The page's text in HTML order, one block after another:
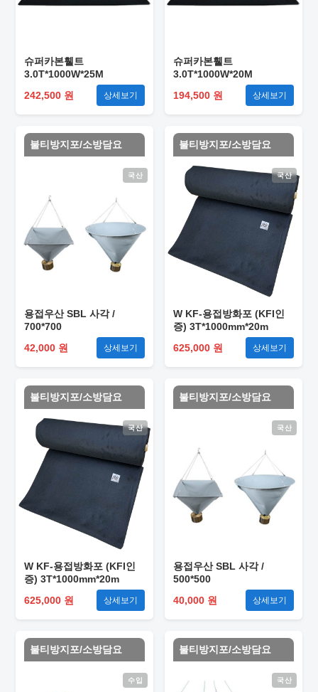
슈퍼카본휄트
3.0T*1000W*25M
242,500 원
상세보기
슈퍼카본휄트
3.0T*1000W*20M
194,500 원
상세보기
불티방지포/소방담요
국산
용접우산 SBL 사각 /
700*700
42,000 원
상세보기
불티방지포/소방담요
국산
W KF-용접방화포 (KFI인
증) 3T*1000mm*20m
625,000 원
상세보기
불티방지포/소방담요
국산
W KF-용접방화포 (KFI인
증) 3T*1000mm*20m
625,000 원
상세보기
불티방지포/소방담요
국산
용접우산 SBL 사각 /
500*500
40,000 원
상세보기
불티방지포/소방담요
수입
불티방지포/소방담요
국산